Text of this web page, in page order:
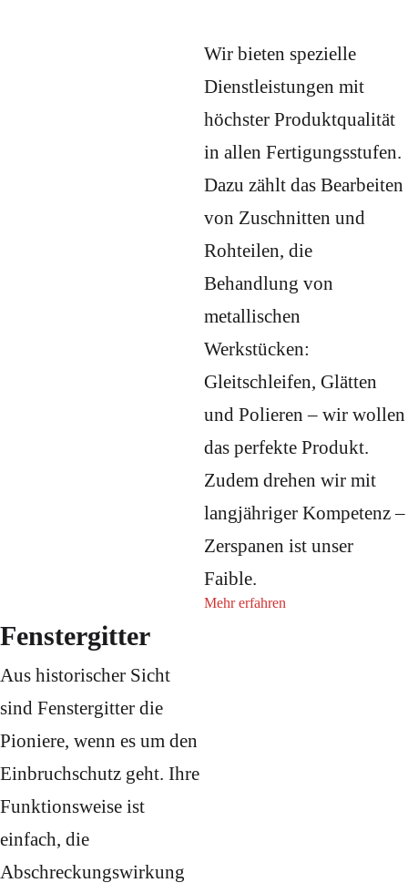
Wir bieten spezielle
Dienstleistungen mit
höchster Produktqualität
in allen Fertigungsstufen.
Dazu zählt das Bearbeiten
von Zuschnitten und
Rohteilen, die
Behandlung von
metallischen
Werkstücken:
Gleitschleifen, Glätten
und Polieren – wir wollen
das perfekte Produkt.
Zudem drehen wir mit
langjähriger Kompetenz –
Zerspanen ist unser
Faible.
Mehr erfahren
Fenstergitter
Aus historischer Sicht
sind Fenstergitter die
Pioniere, wenn es um den
Einbruchschutz geht. Ihre
Funktionsweise ist
einfach, die
Abschreckungswirkung